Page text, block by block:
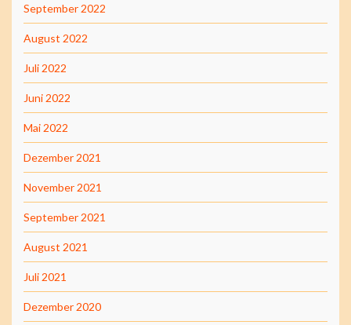
September 2022
August 2022
Juli 2022
Juni 2022
Mai 2022
Dezember 2021
November 2021
September 2021
August 2021
Juli 2021
Dezember 2020